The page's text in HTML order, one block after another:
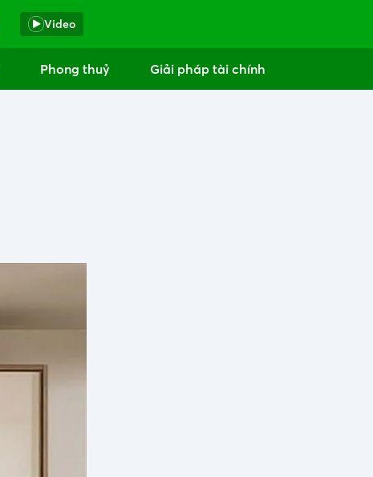
Video
Phong thuỷ Giải pháp tài chính